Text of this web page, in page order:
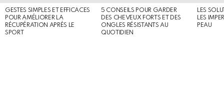
GESTES SIMPLES ET EFFICACES
POUR AMÉLIORER LA
RÉCUPÉRATION APRÈS LE
SPORT
5 CONSEILS POUR GARDER
DES CHEVEUX FORTS ET DES
ONGLES RÉSISTANTS AU
QUOTIDIEN
LES
LES
PEAU